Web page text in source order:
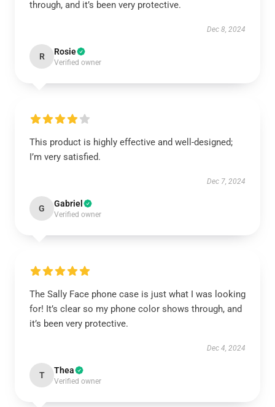
through, and it’s been very protective.
Dec 8, 2024
R Rosie
Verified owner
This product is highly effective and well-designed;
I’m very satisfied.
Dec 7, 2024
G Gabriel
Verified owner
The Sally Face phone case is just what I was looking
for! It’s clear so my phone color shows through, and
it’s been very protective.
Dec 4, 2024
T Thea
Verified owner